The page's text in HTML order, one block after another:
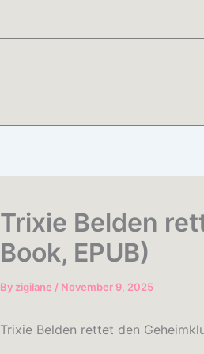
Trixie Belden
Book, EPUB)
By zigilane / November 9, 2025
Trixie Belden rettet den